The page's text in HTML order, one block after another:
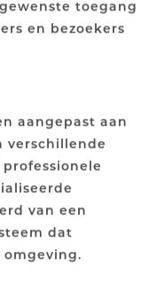
toegang
en bezoekers
aangepast aan
verschillende
van een
dat